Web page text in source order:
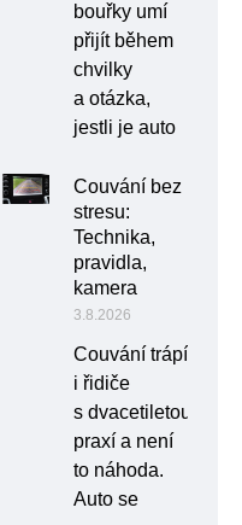
bouřky umí
přijít během
chvilky
a otázka,
jestli je auto
Couvání bez
stresu:
Technika,
pravidla,
kamera
3.8.2026
Couvání trápí
i řidiče
s dvacetiletou
praxí a není
to náhoda.
Auto se